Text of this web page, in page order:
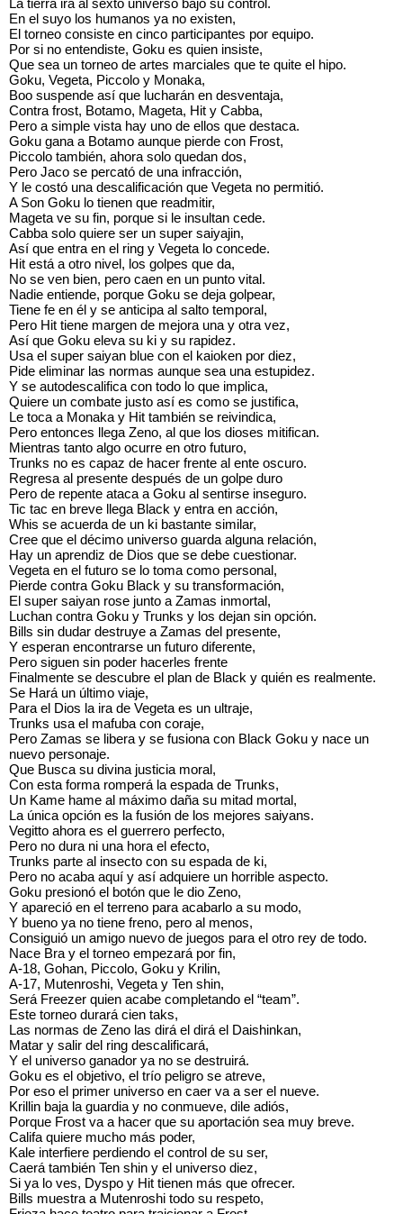
En el suyo los humanos ya no existen,
El torneo consiste en cinco participantes por equipo.
Por si no entendiste, Goku es quien insiste,
Que sea un torneo de artes marciales que te quite el hipo.
Goku, Vegeta, Piccolo y Monaka,
Boo suspende así que lucharán en desventaja,
Contra frost, Botamo, Mageta, Hit y Cabba,
Pero a simple vista hay uno de ellos que destaca.
Goku gana a Botamo aunque pierde con Frost,
Piccolo también, ahora solo quedan dos,
Pero Jaco se percató de una infracción,
Y le costó una descalificación que Vegeta no permitió.
A Son Goku lo tienen que readmitir,
Mageta ve su fin, porque si le insultan cede.
Cabba solo quiere ser un super saiyajin,
Así que entra en el ring y Vegeta lo concede.
Hit está a otro nivel, los golpes que da,
No se ven bien, pero caen en un punto vital.
Nadie entiende, porque Goku se deja golpear,
Tiene fe en él y se anticipa al salto temporal,
Pero Hit tiene margen de mejora una y otra vez,
Así que Goku eleva su ki y su rapidez.
Usa el super saiyan blue con el kaioken por diez,
Pide eliminar las normas aunque sea una estupidez.
Y se autodescalifica con todo lo que implica,
Quiere un combate justo así es como se justifica,
Le toca a Monaka y Hit también se reivindica,
Pero entonces llega Zeno, al que los dioses mitifican.
Mientras tanto algo ocurre en otro futuro,
Trunks no es capaz de hacer frente al ente oscuro.
Regresa al presente después de un golpe duro
Pero de repente ataca a Goku al sentirse inseguro.
Tic tac en breve llega Black y entra en acción,
Whis se acuerda de un ki bastante similar,
Cree que el décimo universo guarda alguna relación,
Hay un aprendiz de Dios que se debe cuestionar.
Vegeta en el futuro se lo toma como personal,
Pierde contra Goku Black y su transformación,
El super saiyan rose junto a Zamas inmortal,
Luchan contra Goku y Trunks y los dejan sin opción.
Bills sin dudar destruye a Zamas del presente,
Y esperan encontrarse un futuro diferente,
Pero siguen sin poder hacerles frente
Finalmente se descubre el plan de Black y quién es realmente.
Se Hará un último viaje,
Para el Dios la ira de Vegeta es un ultraje,
Trunks usa el mafuba con coraje,
Pero Zamas se libera y se fusiona con Black Goku y nace un
nuevo personaje.
Que Busca su divina justicia moral,
Con esta forma romperá la espada de Trunks,
Un Kame hame al máximo daña su mitad mortal,
La única opción es la fusión de los mejores saiyans.
Vegitto ahora es el guerrero perfecto,
Pero no dura ni una hora el efecto,
Trunks parte al insecto con su espada de ki,
Pero no acaba aquí y así adquiere un horrible aspecto.
Goku presionó el botón que le dio Zeno,
Y apareció en el terreno para acabarlo a su modo,
Y bueno ya no tiene freno, pero al menos,
Consiguió un amigo nuevo de juegos para el otro rey de todo.
Nace Bra y el torneo empezará por fin,
A-18, Gohan, Piccolo, Goku y Krilin,
A-17, Mutenroshi, Vegeta y Ten shin,
Será Freezer quien acabe completando el “team”.
Este torneo durará cien taks,
Las normas de Zeno las dirá el dirá el Daishinkan,
Matar y salir del ring descalificará,
Y el universo ganador ya no se destruirá.
Goku es el objetivo, el trío peligro se atreve,
Por eso el primer universo en caer va a ser el nueve.
Krillin baja la guardia y no conmueve, dile adiós,
Porque Frost va a hacer que su aportación sea muy breve.
Califa quiere mucho más poder,
Kale interfiere perdiendo el control de su ser,
Caerá también Ten shin y el universo diez,
Si ya lo ves, Dyspo y Hit tienen más que ofrecer.
Bills muestra a Mutenroshi todo su respeto,